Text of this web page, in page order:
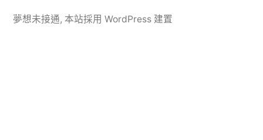
夢想未接通, 本站採用 WordPress 建置